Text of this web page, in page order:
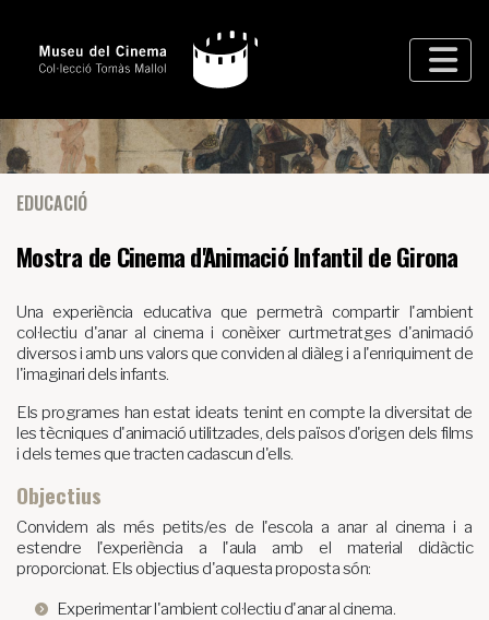
EDUCACIÓ
Mostra de Cinema d'Animació Infantil de Girona
Una experiència educativa que permetrà compartir l'ambient
col·lectiu d'anar al cinema i conèixer curtmetratges d'animació
diversos i amb uns valors que conviden al diàleg i a l'enriquiment de
l'imaginari dels infants.
Els programes han estat ideats tenint en compte la diversitat de
les tècniques d'animació utilitzades, dels països d'origen dels films
i dels temes que tracten cadascun d'ells.
Objectius
Convidem als més petits/es de l'escola a anar al cinema i a
estendre l'experiència a l'aula amb el material didàctic
proporcionat. Els objectius d'aquesta proposta són:
Experimentar l'ambient col·lectiu d'anar al cinema.